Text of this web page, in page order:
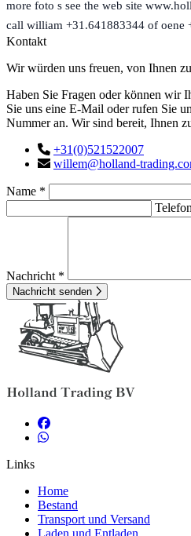
more foto s see the web site
call william +31.641883344 of oene
Kontakt
Wir würden uns freuen, von Ihnen
Haben Sie Fragen oder können wir
Sie uns eine E-Mail oder rufen Sie
Nummer an. Wir sind bereit, Ihnen
+31(0)521522007
willem@holland-
Name *
Telefon
Nachricht *
Nachricht senden
Links
Home
Bestand
Transport und Versand
Laden und Entladen